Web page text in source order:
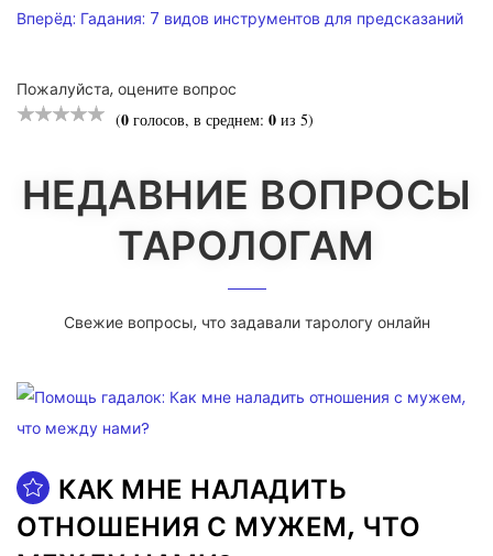
Вперёд: Гадания: 7 видов инструментов для предсказаний
Пожалуйста, оцените вопрос
(0 голосов, в среднем: 0 из 5)
НЕДАВНИЕ ВОПРОСЫ
ТАРОЛОГАМ
Свежие вопросы, что задавали тарологу онлайн
КАК МНЕ НАЛАДИТЬ
ОТНОШЕНИЯ С МУЖЕМ, ЧТО